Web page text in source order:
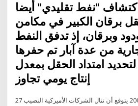
"نفط تقليدي" أيضا
برقان الكبير في مكامن
وبرقان، إذ تدفق النفط
من عدة آبار تم حفرها
2020 لتحديد امتداد الحقل بمعدل
إنتاج يومي تجاوز
27 تشرين الأول (أكتوبر) 2007 يتوقع أن تنال الشركات الأميركية النصيب